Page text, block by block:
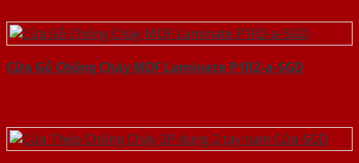
Cửa Gỗ Chống Cháy MDF Laminate P1R2-a-SGD